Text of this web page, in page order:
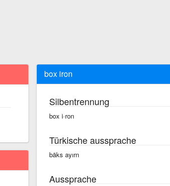
box iron
Silbentrennung
box i·ron
Türkische aussprache
bäks ayırn
Aussprache